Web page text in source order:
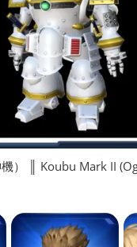
） ║ Koubu Mark II